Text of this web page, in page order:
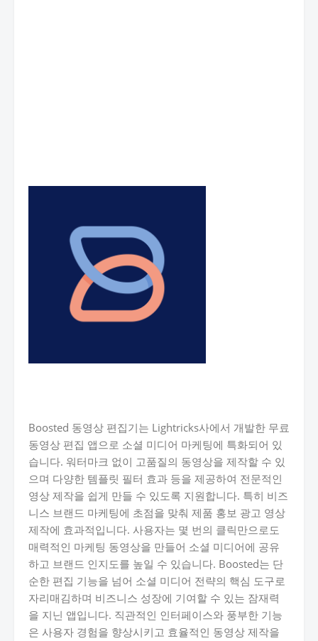
Boosted 동영상 편집기는 Lightricks사에서 개발한 무료
동영상 편집 앱으로 소셜 미디어 마케팅에 특화되어 있
습니다. 워터마크 없이 고품질의 동영상을 제작할 수 있
으며 다양한 템플릿 필터 효과 등을 제공하여 전문적인
영상 제작을 쉽게 만들 수 있도록 지원합니다. 특히 비즈
니스 브랜드 마케팅에 초점을 맞춰 제품 홍보 광고 영상
제작에 효과적입니다. 사용자는 몇 번의 클릭만으로도
매력적인 마케팅 동영상을 만들어 소셜 미디어에 공유
하고 브랜드 인지도를 높일 수 있습니다. Boosted는 단
순한 편집 기능을 넘어 소셜 미디어 전략의 핵심 도구로
자리매김하며 비즈니스 성장에 기여할 수 있는 잠재력
을 지닌 앱입니다. 직관적인 인터페이스와 풍부한 기능
은 사용자 경험을 향상시키고 효율적인 동영상 제작을